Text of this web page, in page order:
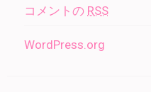
コメントの RSS
WordPress.org